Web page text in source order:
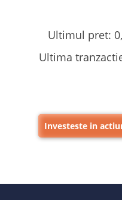
Ultimul pret:
Ultima
Investeste in